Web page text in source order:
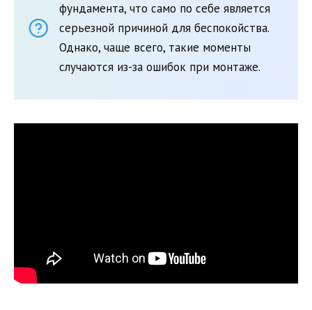
фундамента, что само по себе является
серьезной причиной для беспокойства.
Однако, чаще всего, такие моменты
случаются из-за ошибок при монтаже.